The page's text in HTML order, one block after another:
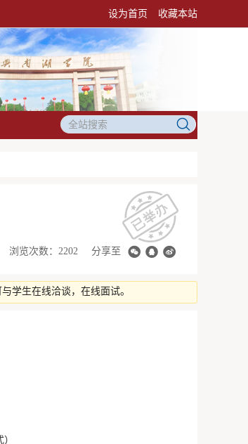
设为首页 收藏本站
浏览次数：2202 分享至
学生在线洽谈，在线面试。